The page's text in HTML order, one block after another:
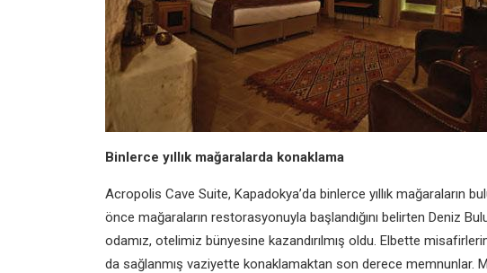
Binlerce yıllık mağaralarda konaklama
Acropolis Cave Suite, Kapadokya’da binlerce yıllık mağaraların
önce mağaraların restorasyonuyla başlandığını belirten Deniz
odamız, otelimiz bünyesine kazandırılmış oldu. Elbette
da sağlanmış vaziyette konaklamaktan son derece memnunlar.